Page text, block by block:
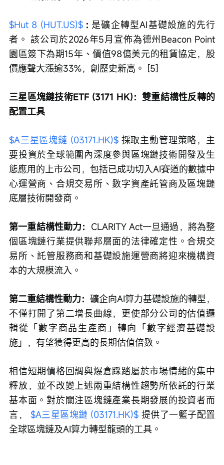
$Hut 8 (HUT.US)$ : 是礦企轉型AI基礎設施的先行
者。 該公司於2026年5月宣佈為德州Beacon Point
園區簽下為期15年、價值98億美元的租賃協定，股
價應聲大漲逾33%，創歷史新高。 [5]
三星區塊鏈技術ETF (3171 HK)：雙重結構性反轉的
配置工具
$A三星區塊鏈 (03171.HK)$ 採取主動管理策略，主
要投資於全球範圍內深度參與區塊鏈技術開發及生
態應用的上市公司，包括已成功切入AI賽道的數據中
心運營商、合規交易所、數字資產託管商及區塊鏈
底層技術開發商。
第一重結構性動力： CLARITY Act一旦通過，將為整
個區塊鏈行業提供聯邦層面的法律確定性。合規交
易所、託管服務商和基礎設施運營商將迎來機構資
本的大規模流入。
第二重結構性動力： 礦企向AI算力基礎設施的轉型，
不僅打開了第二增長曲線，更使部分公司的估值邏
輯從「數字商品生產商」轉向「數字經濟基礎設
施」，有望獲得更高的長期估值倍數。
相信短期價格回調與爆倉踩踏屬於市場情緒的集中
釋放，並不改變上述兩重結構性趨勢所依託的行業
基本面。對於關注區塊鏈產業長期發展的投資者而
言， $A三星區塊鏈 (03171.HK)$ 提供了一籃子配置
全球區塊鏈及AI算力轉型龍頭的工具。